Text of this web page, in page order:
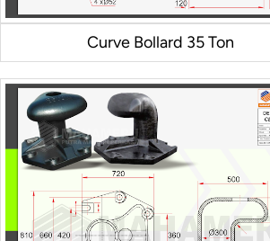
Curve Bollard 35 Ton